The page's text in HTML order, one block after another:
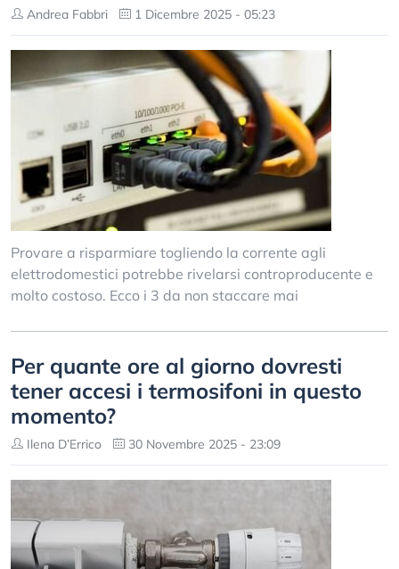
Andrea Fabbri 1 Dicembre 2025 - 05:23
Provare a risparmiare togliendo la corrente agli
elettrodomestici potrebbe rivelarsi controproducente e
molto costoso. Ecco i 3 da non staccare mai
Per quante ore al giorno dovresti
tener accesi i termosifoni in questo
momento?
Ilena D’Errico 30 Novembre 2025 - 23:09